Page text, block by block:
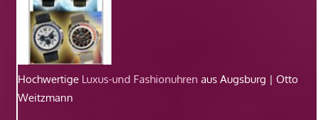
Hochwertige Luxus-und Fashionuhren aus Augsburg | Otto
Weitzmann